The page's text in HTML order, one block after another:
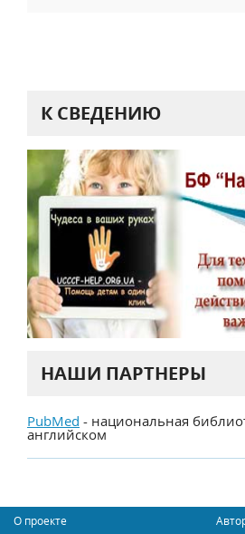
К СВЕДЕНИЮ
НАШИ ПАРТНЕРЫ
PubMed - национальная
английском
О проекте